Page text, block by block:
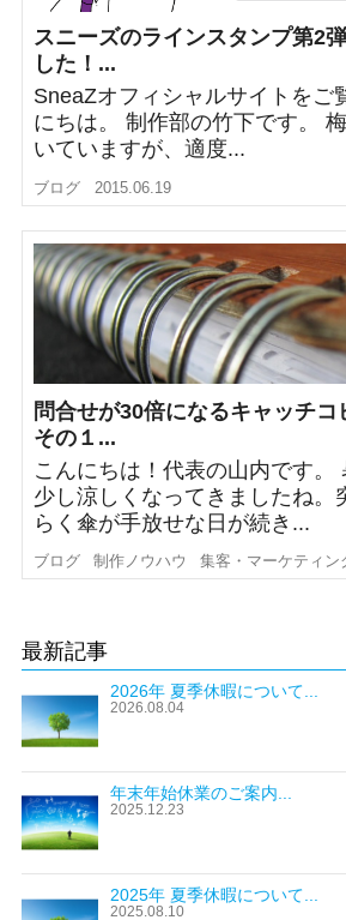
スニーズのラインスタンプ第2
した！...
SneaZオフィシャルサイトをご
にちは。 制作部の竹下です。
いていますが、適度...
ブログ 2015.06.19
問合せが30倍になるキャッチ
その１...
こんにちは！代表の山内です。
少し涼しくなってきましたね。
らく傘が手放せな日が続き...
ブログ 制作ノウハウ 集客・マーケティン
最新記事
2026年 夏季休暇について...
2026.08.04
年末年始休業のご案内...
2025.12.23
2025年 夏季休暇について...
2025.08.10